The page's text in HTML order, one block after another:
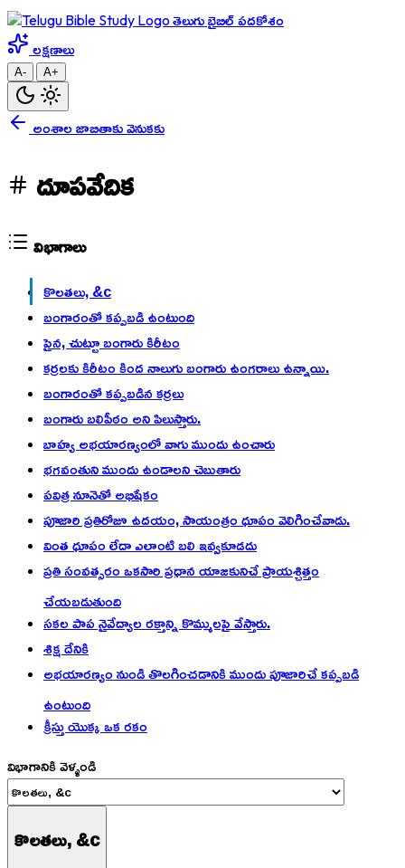
తెలుగు బైబిల్ పదకోశం
లక్షణాలు
A- A+
అంశాల జాబితాకు వెనుకకు
దూపవేదిక
విభాగాలు
కొలతలు, &c
బంగారంతో కప్పబడి ఉంటుంది
పైన, చుట్టూ బంగారు కిరీటం
కర్రలకు కిరీటం కింద నాలుగు బంగారు ఉంగరాలు ఉన్నాయి.
బంగారంతో కప్పబడిన కర్రలు
బంగారు బలిపీఠం అని పిలుస్తారు.
బాహ్య అభయారణ్యంలో వాగు ముందు ఉంచారు
భగవంతుని ముందు ఉండాలని చెబుతారు
పవిత్ర నూనెతో అభిషేకం
పూజారి ప్రతిరోజూ ఉదయం, సాయంత్రం ధూపం వెలిగించేవాడు.
వింత ధూపం లేదా ఎలాంటి బలి ఇవ్వకూడదు
ప్రతి సంవత్సరం ఒకసారి ప్రధాన యాజకునిచే ప్రాయశ్చిత్తం
చేయబడుతుంది
సకల పాప నైవేద్యాల రక్తాన్ని కొమ్ములపై వేస్తారు.
శిక్ష దేనికి
అభయారణ్యం నుండి తొలగించడానికి ముందు పూజారిచే కప్పబడి
ఉంటుంది
క్రీస్తు యొక్క ఒక రకం
విభాగానికి వెళ్ళండి
కొలతలు, &c